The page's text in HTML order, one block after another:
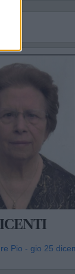
Pio - gio 25